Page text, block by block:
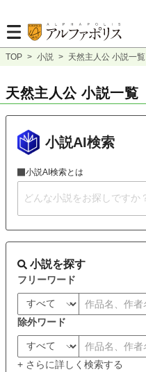
TOP > 小説 > 天然主人公 小説一覧
天然主人公 小説一覧
小説AI検索
小説AI検索とは
小説を探す
フリーワード
除外ワード
+ さらに詳しく検索する